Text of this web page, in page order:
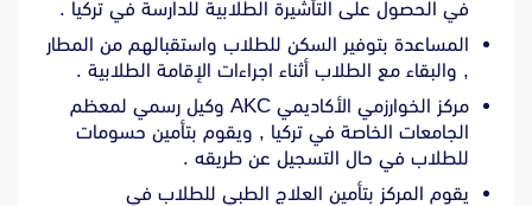
في الحصول على التأشيرة الطلابية للدارسة في تركيا .
المساعدة بتوفير السكن للطلاب واستقبالهم من المطار
, والبقاء مع الطلاب أثناء اجراءات الإقامة الطلابية .
مركز الخوارزمي الأكاديمي AKC وكيل رسمي لمعظم
الجامعات الخاصة في تركيا , ويقوم بتأمين حسومات
للطلاب في حال التسجيل عن طريقه .
يقوم المركز بتأمين العلاج الطبي للطلاب في